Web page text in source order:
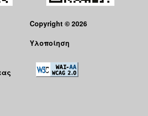
Copyright © 2026
Υλοποίηση